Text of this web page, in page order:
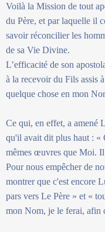
Voilà la Mission de tout
du Père, et par laquelle il
savoir réconcilier les
de sa Vie Divine.
L’efficacité de son
à la recevoir du Fils assis
quelque chose en mon
Ce qui, en effet, a amené
qu'il avait dit plus haut :
mêmes œuvres que Moi.
Pour nous empêcher de
montrer que c'est encore
pars vers Le Père » et «
mon Nom, je le ferai, afin